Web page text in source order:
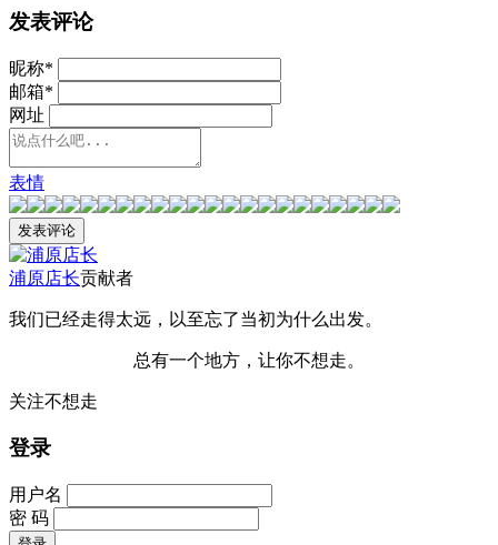
发表评论
昵称*
邮箱*
网址
表情
浦原店长贡献者
我们已经走得太远，以至忘了当初为什么出发。
总有一个地方，让你不想走。
关注不想走
登录
用户名
密 码